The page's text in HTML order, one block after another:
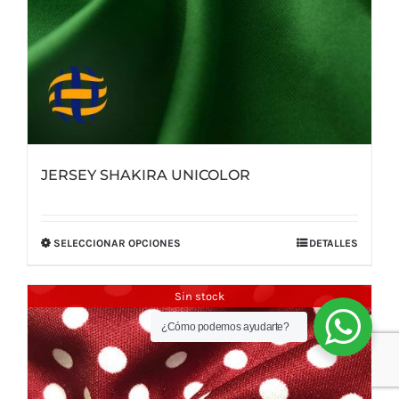
JERSEY SHAKIRA UNICOLOR
SELECCIONAR OPCIONES
tiene
múltiples
variantes.
Las
DETALLES
Sin stock
¿Cómo podemos ayudarte?